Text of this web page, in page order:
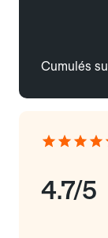
Cumulés
4.7/5